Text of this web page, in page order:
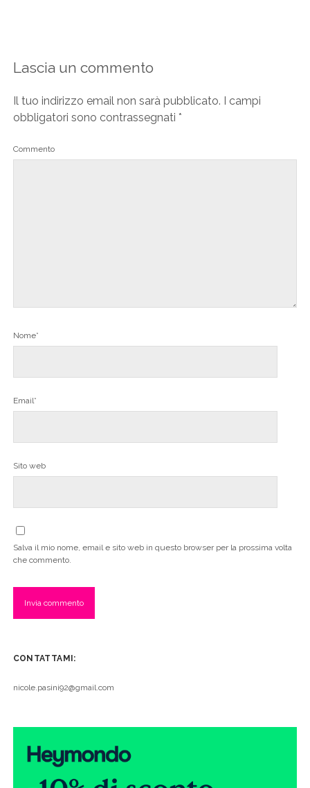
Lascia un commento
Il tuo indirizzo email non sarà pubblicato. I campi
obbligatori sono contrassegnati *
Commento
Nome*
Email*
Sito web
Salva il mio nome, email e sito web in questo browser per la prossima volta
che commento.
CONTATTAMI:
nicole.pasini92@gmail.com